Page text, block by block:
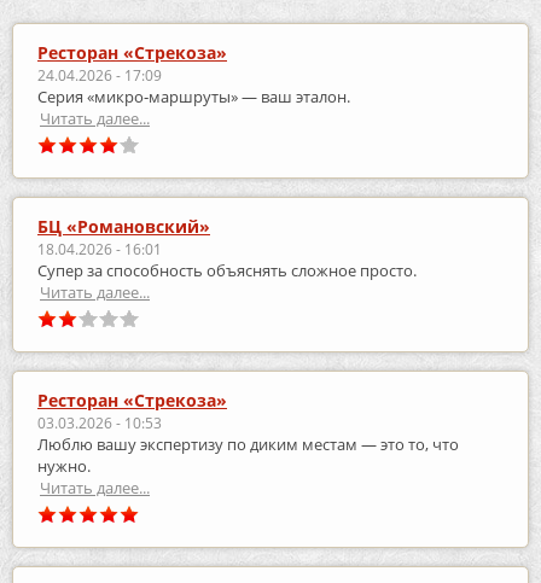
Ресторан «Стрекоза»
24.04.2026 - 17:09
Серия «микро‑маршруты» — ваш эталон.
Читать далее...
БЦ «Романовский»
18.04.2026 - 16:01
Супер за способность объяснять сложное просто.
Читать далее...
Ресторан «Стрекоза»
03.03.2026 - 10:53
Люблю вашу экспертизу по диким местам — это то, что
нужно.
Читать далее...